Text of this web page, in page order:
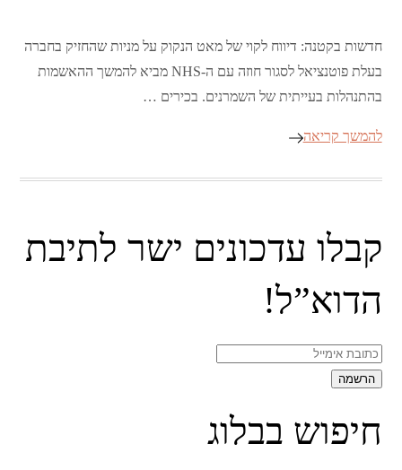
חדשות בקטנה: דיווח לקוי של מאט הנקוק על מניות שהחזיק בחברה
בעלת פוטנציאל לסגור חוזה עם ה-NHS מביא להמשך ההאשמות
בהתנהלות בעייתית של השמרנים. בכירים …
להמשך קריאה
קבלו עדכונים ישר לתיבת
הדוא”ל!
חיפוש בבלוג